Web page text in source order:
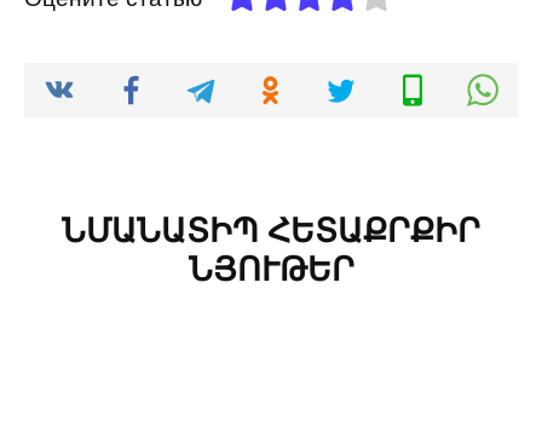
ՆՄԱՆԱՏԻՊ ՀԵՏԱՔՐՔԻՐ
ՆՅՈՒԹԵՐ